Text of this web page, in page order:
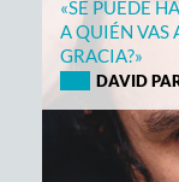
«SE PUEDE
A QUIÉN VAS
GRACIA?»
DAVID